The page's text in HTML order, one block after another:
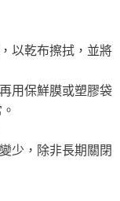
以乾布擦拭，並將
用保鮮膜或塑膠袋
少，除非長期關閉